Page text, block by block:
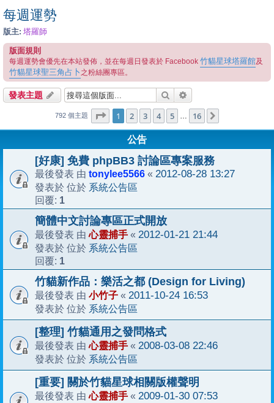
每週運勢
版主: 塔羅師
版面規則
每週運勢會優先在本站發佈，並在每週日發表於 Facebook 竹貓星球塔羅館及
竹貓星球聖三角占卜 之粉絲團專區。
發表主題 搜尋
792 個主題 第1 頁 (共 16頁)
1 2 3 4 5 … 16
公告
[好康] 免費 phpBB3 討論區專案服務
最後發表 由 tonylee5566 « 2012-08-28 13:27
發表於 位於 系統公告區
回覆: 1
簡體中文討論專區正式開放
最後發表 由心靈捕手 « 2012-01-21 21:44
發表於 位於 系統公告區
回覆: 1
竹貓新作品：樂活之都 (Design for Living)
最後發表 由 小竹子 « 2011-10-24 16:53
發表於 位於 系統公告區
[整理] 竹貓通用之發問格式
最後發表 由心靈捕手 « 2008-03-08 22:46
發表於 位於 系統公告區
[重要] 關於竹貓星球相關版權聲明
最後發表 由心靈捕手 « 2009-01-30 07:53